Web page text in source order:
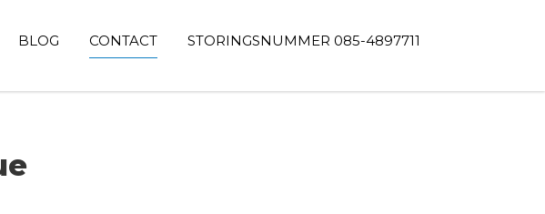
BLOG CONTACT STORINGSNUMMER 085-4897711